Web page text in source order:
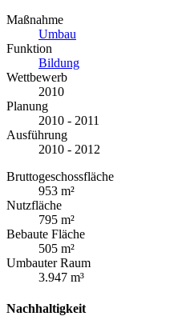
Maßnahme
Umbau
Funktion
Bildung
Wettbewerb
2010
Planung
2010 - 2011
Ausführung
2010 - 2012
Bruttogeschossfläche
953 m²
Nutzfläche
795 m²
Bebaute Fläche
505 m²
Umbauter Raum
3.947 m³
Nachhaltigkeit